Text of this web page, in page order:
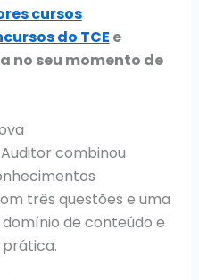
cursos
do TCE e
no seu momento de
combinou
três questões e uma
de conteúdo e